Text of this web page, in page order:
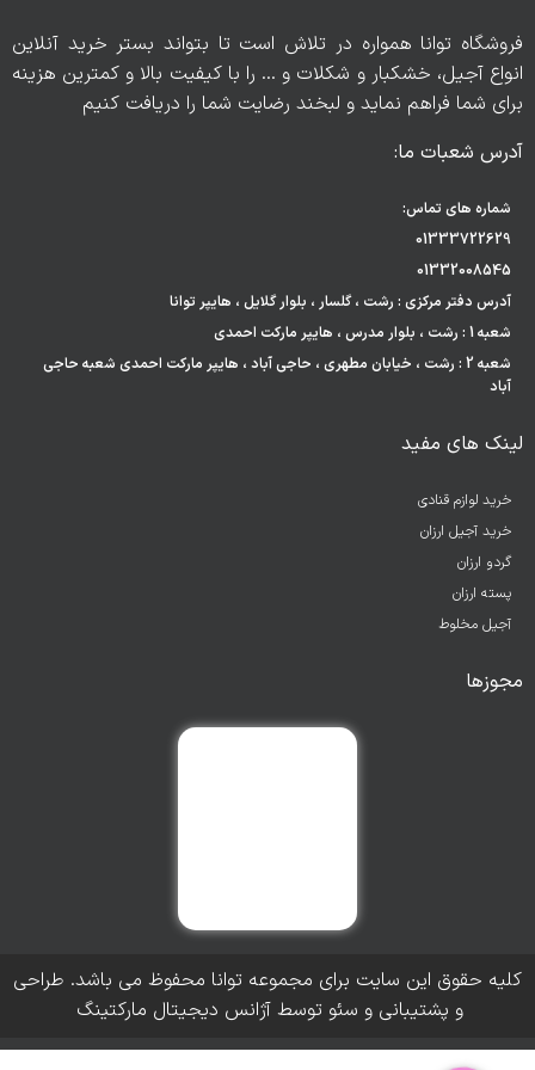
فروشگاه توانا همواره در تلاش است تا بتواند بستر خرید آنلاین
انواع آجیل، خشکبار و شکلات و … را با کیفیت بالا و کمترین هزینه
برای شما فراهم نماید و لبخند رضایت شما را دریافت کنیم
آدرس شعبات ما:
شماره های تماس:
01333722629
01332008545
آدرس دفتر مرکزی : رشت ، گلسار ، بلوار گلایل ، هایپر توانا
شعبه 1 : رشت ، بلوار مدرس ، هایپر مارکت احمدی
شعبه 2 : رشت ، خیابان مطهری ، حاجی آباد ، هایپر مارکت احمدی شعبه حاجی
آباد
لینک های مفید
خرید لوازم قنادی
خرید آجیل ارزان
گردو ارزان
پسته ارزان
آجیل مخلوط
مجوزها
کلیه حقوق این سایت برای مجموعه توانا محفوظ می باشد. طراحی
و پشتیبانی و سئو توسط آژانس دیجیتال مارکتینگ